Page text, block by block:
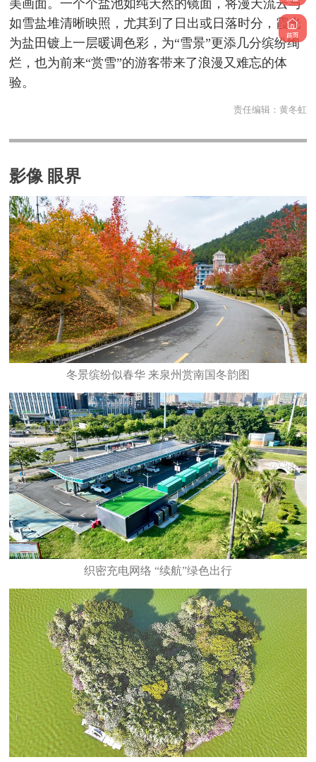
美画面。一个个盐池如纯天然的镜面，将漫天流云与
如雪盐堆清晰映照，尤其到了日出或日落时分，霞光
为盐田镀上一层暖调色彩，为“雪景”更添几分缤纷绚
烂，也为前来“赏雪”的游客带来了浪漫又难忘的体
验。
责任编辑： 黄冬虹
影像 眼界
冬景缤纷似春华 来泉州赏南国冬韵图
织密充电网络 “续航”绿色出行